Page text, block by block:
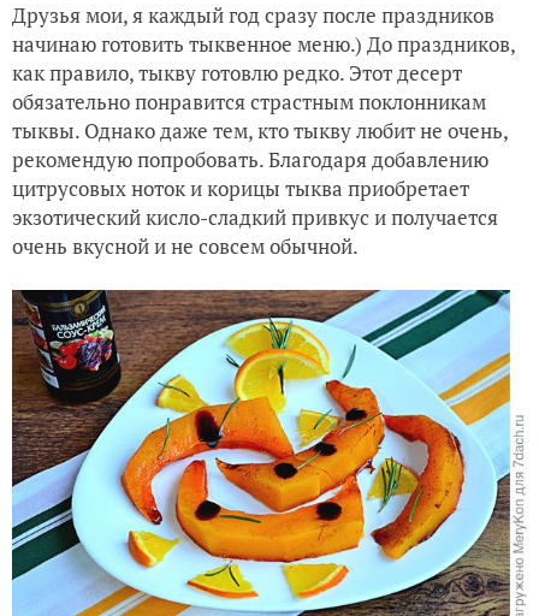
Друзья мои, я каждый год сразу после праздников
начинаю готовить тыквенное меню.) До праздников,
как правило, тыкву готовлю редко. Этот десерт
обязательно понравится страстным поклонникам
тыквы. Однако даже тем, кто тыкву любит не очень,
рекомендую попробовать. Благодаря добавлению
цитрусовых ноток и корицы тыква приобретает
экзотический кисло-сладкий привкус и получается
очень вкусной и не совсем обычной.